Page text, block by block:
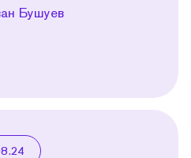
Бушуев